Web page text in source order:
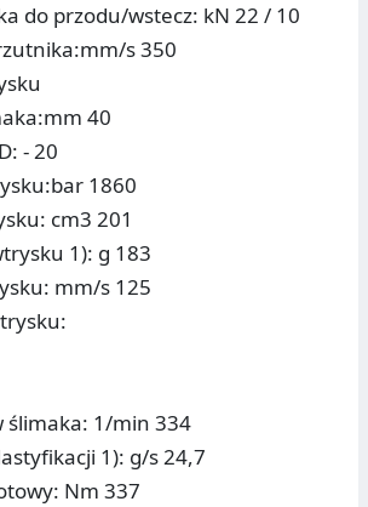
do przodu/wstecz: kN 22 / 10
s 350
40
- 20
1860
cm3 201
1): g 183
mm/s 125
ślimaka: 1/min 334
1): g/s 24,7
Nm 337